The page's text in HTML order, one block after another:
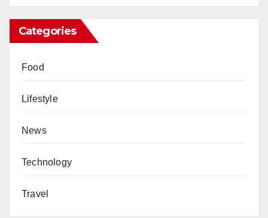
Categories
Food
Lifestyle
News
Technology
Travel